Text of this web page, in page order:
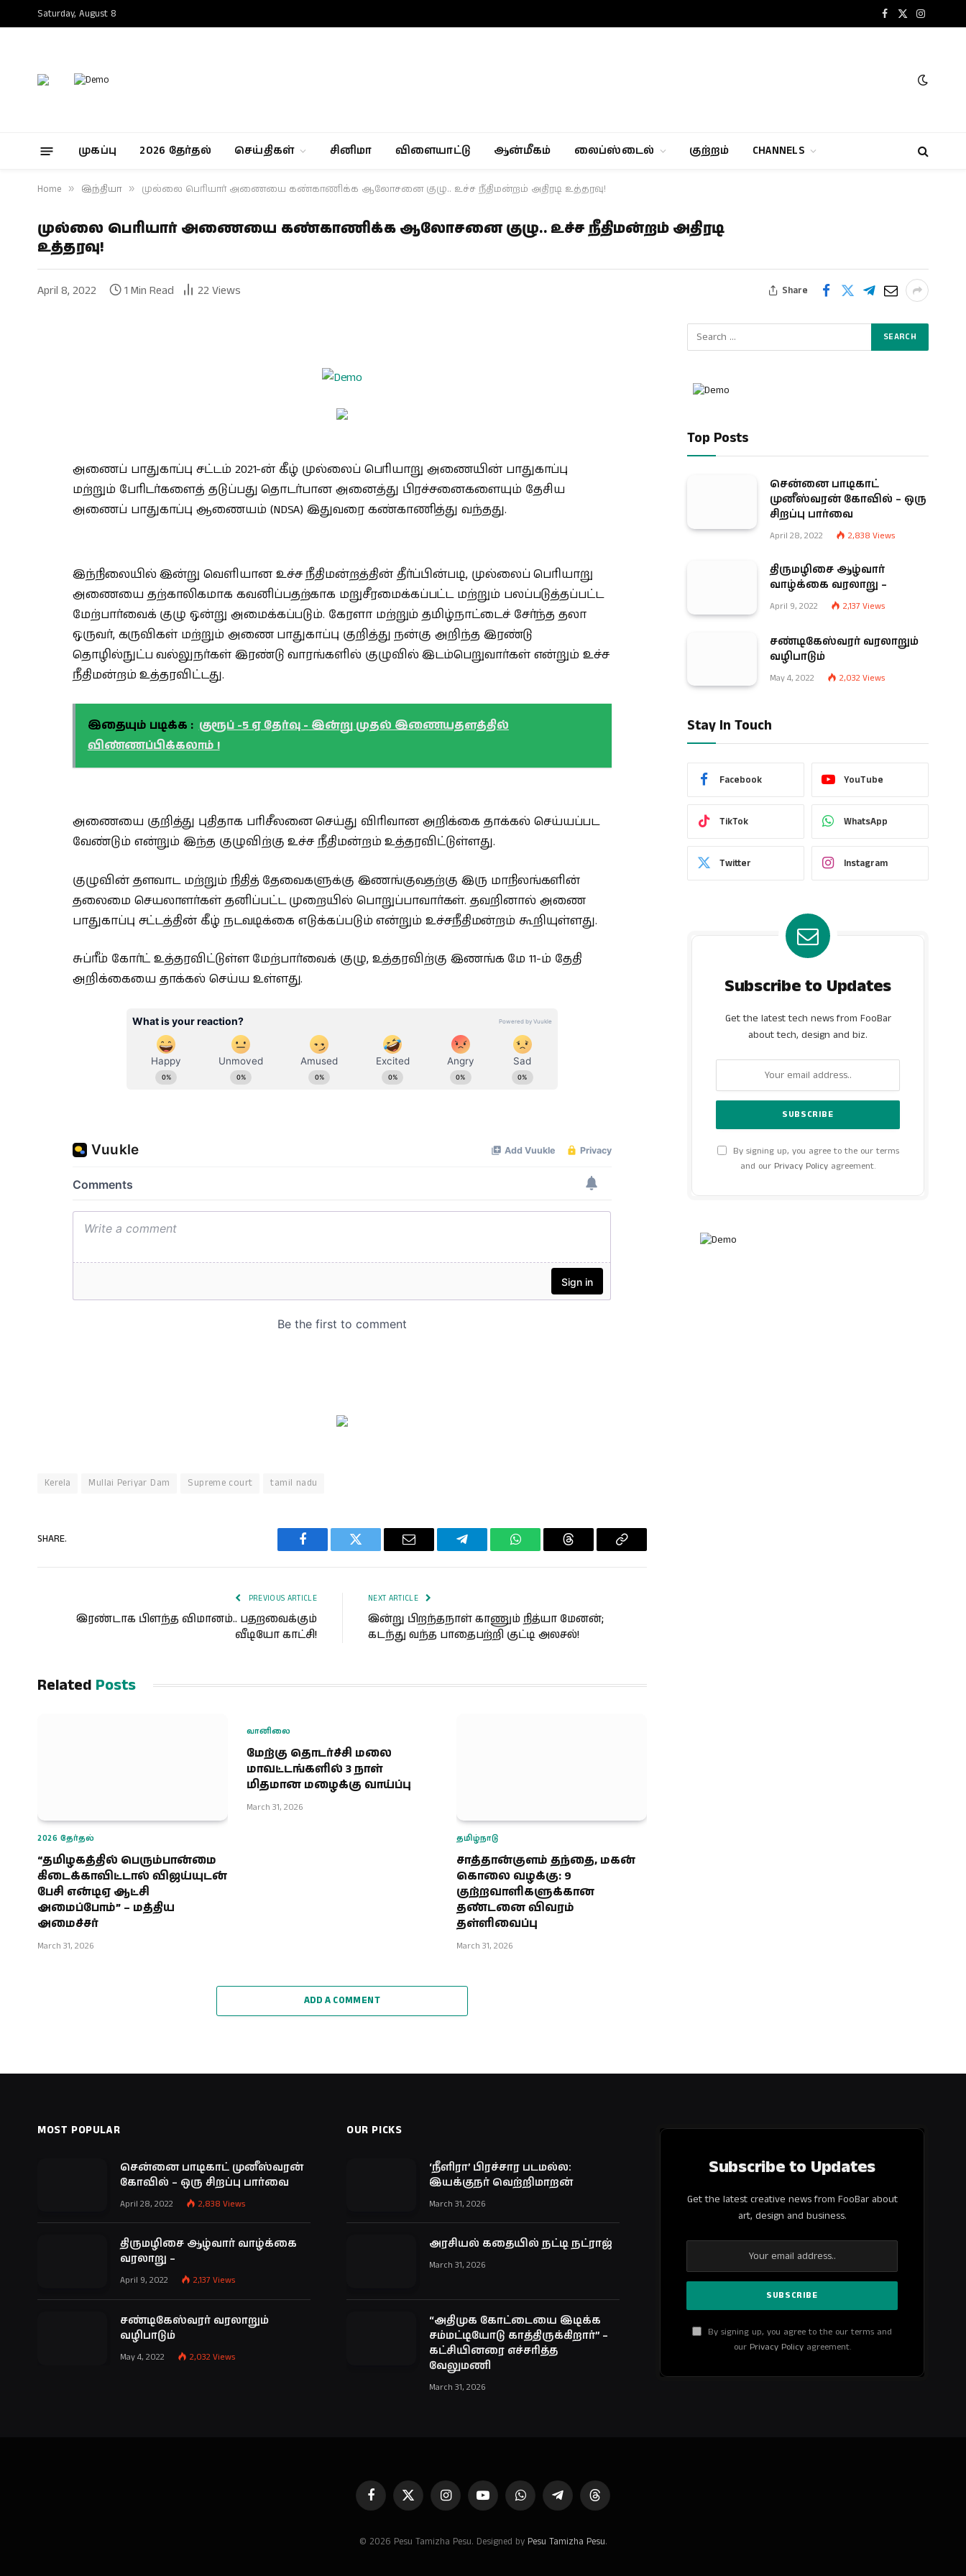
Saturday, August 8 Facebook
X
Instagram
முகப்பு 2026 தேர்தல் செய்திகள் சினிமா விளையாட்டு ஆன்மீகம் லைப்ஸ்டைல் குற்றம் CHANNELS
Home » இந்தியா » முல்லை பெரியார் அணையை கண்காணிக்க ஆலோசனை குழு.. உச்ச நீதிமன்றம் அதிரடி உத்தரவு!
முல்லை பெரியார் அணையை கண்காணிக்க ஆலோசனை குழு.. உச்ச நீதிமன்றம் அதிரடி
உத்தரவு!
April 8, 2022 1 Min Read 22Views Share
அணைப் பாதுகாப்பு சட்டம் 2021-ன் கீழ் முல்லைப் பெரியாறு அணையின் பாதுகாப்பு
மற்றும் பேரிடர்களைத் தடுப்பது தொடர்பான அனைத்து பிரச்சனைகளையும் தேசிய
அணைப் பாதுகாப்பு ஆணையம் (NDSA) இதுவரை கண்காணித்து வந்தது.
இந்நிலையில் இன்று வெளியான உச்ச நீதிமன்றத்தின் தீர்ப்பின்படி, முல்லைப் பெரியாறு
அணையை தற்காலிகமாக கவனிப்பதற்காக மறுசீரமைக்கப்பட்ட மற்றும் பலப்படுத்தப்பட்ட
மேற்பார்வைக் குழு ஒன்று அமைக்கப்படும். கேரளா மற்றும் தமிழ்நாட்டைச் சேர்ந்த தலா
ஒருவர், கருவிகள் மற்றும் அணை பாதுகாப்பு குறித்து நன்கு அறிந்த இரண்டு
தொழில்நுட்ப வல்லுநர்கள் இரண்டு வாரங்களில் குழுவில் இடம்பெறுவார்கள் என்றும் உச்ச
நீதிமன்றம் உத்தரவிட்டது.
இதையும் படிக்க : குரூப் -5 ஏ தேர்வு - இன்று முதல் இணையதளத்தில்
விண்ணப்பிக்கலாம் !
அணையை குறித்து புதிதாக பரிசீலனை செய்து விரிவான அறிக்கை தாக்கல் செய்யப்பட
வேண்டும் என்றும் இந்த குழுவிற்கு உச்ச நீதிமன்றம் உத்தரவிட்டுள்ளது.
குழுவின் தளவாட மற்றும் நிதித் தேவைகளுக்கு இணங்குவதற்கு இரு மாநிலங்களின்
தலைமை செயலாளர்கள் தனிப்பட்ட முறையில் பொறுப்பாவார்கள். தவறினால் அணை
பாதுகாப்பு சட்டத்தின் கீழ் நடவடிக்கை எடுக்கப்படும் என்றும் உச்சநீதிமன்றம் கூறியுள்ளது.
சுப்ரீம் கோர்ட் உத்தரவிட்டுள்ள மேற்பார்வைக் குழு, உத்தரவிற்கு இணங்க மே 11-ம் தேதி
அறிக்கையை தாக்கல் செய்ய உள்ளது.
Kerela Mullai Periyar Dam Supreme court tamil nadu
SHARE.
Facebook Twitter Email Telegram WhatsAppThreads
Copy
PREVIOUS ARTICLE
இரண்டாக பிளந்த விமானம்.. பதறவைக்கும்
வீடியோ காட்சி!
NEXT ARTICLE
இன்று பிறந்தநாள் காணும் நித்யா மேனன்;
கடந்து வந்த பாதைபற்றி குட்டி அலசல்!
Related Posts
2026 தேர்தல்
“தமிழகத்தில் பெரும்பான்மை
கிடைக்காவிட்டால் விஜய்யுடன்
பேசி என்டிஏ ஆட்சி
அமைப்போம்” – மத்திய
அமைச்சர்
March 31, 2026
வானிலை
மேற்கு தொடர்ச்சி மலை
மாவட்டங்களில் 3 நாள்
மிதமான மழைக்கு வாய்ப்பு
March 31, 2026
தமிழ்நாடு
சாத்தான்குளம் தந்தை, மகன்
கொலை வழக்கு: 9
குற்றவாளிகளுக்கான
தண்டனை விவரம்
தள்ளிவைப்பு
March 31, 2026
ADD A COMMENT
Top Posts
சென்னை பாடிகாட்
முனீஸ்வரன் கோவில் – ஒரு
சிறப்பு பார்வை
April 28, 2022 2,838 Views
திருமழிசை ஆழ்வார்
வாழ்க்கை வரலாறு –
April 9, 2022 2,137 Views
சண்டிகேஸ்வரர் வரலாறும்
வழிபாடும்
May 4, 2022 2,032 Views
Stay In Touch
Facebook YouTube
TikTok WhatsApp
Twitter Instagram
Subscribe to Updates
Get the latest tech news from FooBar
about tech, design and biz.
By signing up, you agree to the our terms
and our Privacy Policy agreement.
MOST POPULAR
சென்னை பாடிகாட் முனீஸ்வரன்
கோவில் – ஒரு சிறப்பு பார்வை
April 28, 2022 2,838 Views
திருமழிசை ஆழ்வார் வாழ்க்கை
வரலாறு –
April 9, 2022 2,137 Views
சண்டிகேஸ்வரர் வரலாறும்
வழிபாடும்
May 4, 2022 2,032 Views
OUR PICKS
‘நீளிரா’ பிரச்சார படமல்ல:
இயக்குநர் வெற்றிமாறன்
March 31, 2026
அரசியல் கதையில் நட்டி நட்ராஜ்
March 31, 2026
“அதிமுக கோட்டையை இடிக்க
சம்மட்டியோடு காத்திருக்கிறார்” –
கட்சியினரை எச்சரித்த
வேலுமணி
March 31, 2026
Subscribe to Updates
Get the latest creative news from FooBar about
art, design and business.
By signing up, you agree to the our terms and
our Privacy Policyagreement.
FacebookX
(Twitter)
InstagramYouTube WhatsAppTelegramThreads
© 2026 Pesu Tamizha Pesu. Designed by Pesu Tamizha Pesu.